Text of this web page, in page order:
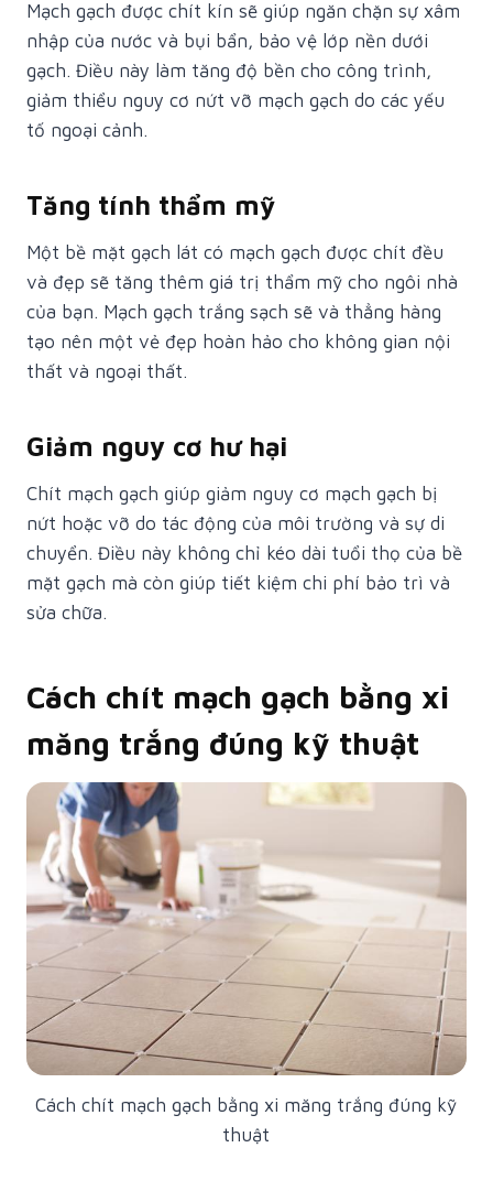
Mạch gạch được chít kín sẽ giúp ngăn chặn sự xâm
nhập của nước và bụi bẩn, bảo vệ lớp nền dưới
gạch. Điều này làm tăng độ bền cho công trình,
giảm thiểu nguy cơ nứt vỡ mạch gạch do các yếu
tố ngoại cảnh.
Tăng tính thẩm mỹ
Một bề mặt gạch lát có mạch gạch được chít đều
và đẹp sẽ tăng thêm giá trị thẩm mỹ cho ngôi nhà
của bạn. Mạch gạch trắng sạch sẽ và thẳng hàng
tạo nên một vẻ đẹp hoàn hảo cho không gian nội
thất và ngoại thất.
Giảm nguy cơ hư hại
Chít mạch gạch giúp giảm nguy cơ mạch gạch bị
nứt hoặc vỡ do tác động của môi trường và sự di
chuyển. Điều này không chỉ kéo dài tuổi thọ của bề
mặt gạch mà còn giúp tiết kiệm chi phí bảo trì và
sửa chữa.
Cách chít mạch gạch bằng xi
măng trắng đúng kỹ thuật
Cách chít mạch gạch bằng xi măng trắng đúng kỹ
thuật